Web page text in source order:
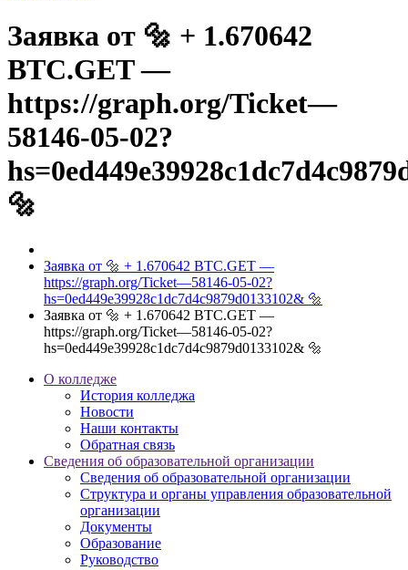
Заявка от 🔩 + 1.670642
BTC.GET —
https://graph.org/Ticket—
58146-05-02?
🔩
Заявка от 🔩 + 1.670642 BTC.GET —
https://graph.org/Ticket—58146-05-02?
hs=0ed449e39928c1dc7d4c9879d0133102& 🔩
Заявка от 🔩 + 1.670642 BTC.GET —
https://graph.org/Ticket—58146-05-02?
hs=0ed449e39928c1dc7d4c9879d0133102& 🔩
О колледже
История колледжа
Новости
Наши контакты
Обратная связь
Сведения об образовательной организации
Сведения об образовательной организации
Структура и органы управления образовательной
организации
Документы
Образование
Руководство